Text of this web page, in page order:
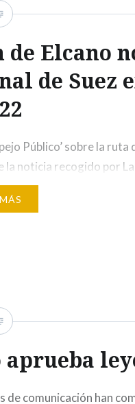
Elcano
de Suez
Público’ sobre la ruta
la noticia recogido por La
de 2022, donde se
por un conocido
de comunicación han